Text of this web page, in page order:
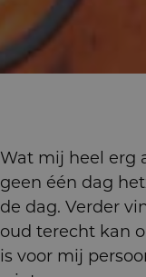
Wat mij heel erg
geen één dag
de dag. Verder
oud terecht kan
is voor mij